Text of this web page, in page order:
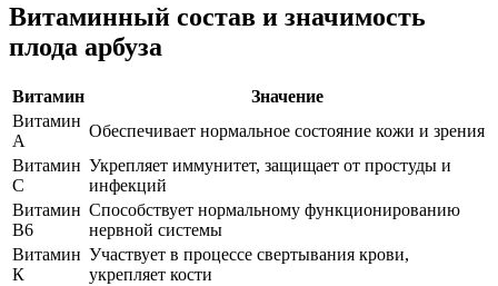
Витаминный состав и значимость
плода арбуза
Витамин
Значение
Витамин
А
Обеспечивает нормальное состояние кожи и зрения
Витамин
С
Укрепляет иммунитет, защищает от простуды и
инфекций
Витамин
В6
Способствует нормальному функционированию
нервной системы
Витамин
К
Участвует в процессе свертывания крови,
укрепляет кости